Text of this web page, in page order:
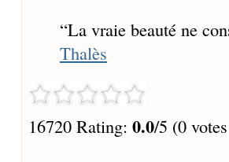
“La vraie beauté ne
Thalès
16720 Rating: 0.0/5 (0